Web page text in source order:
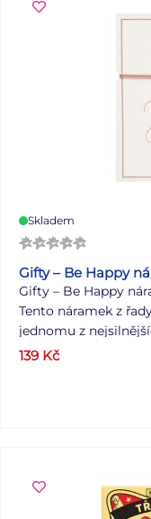
každý den. Motiv:
Uvedená cena je za 1
Skladem
Gifty – Be Happy
Gifty – Be Happy
Tento náramek z
jednomu z
detail ve vzhledu
blízkost, které nás
Textilní šňůrka s
pohodlně padne na
139 Kč